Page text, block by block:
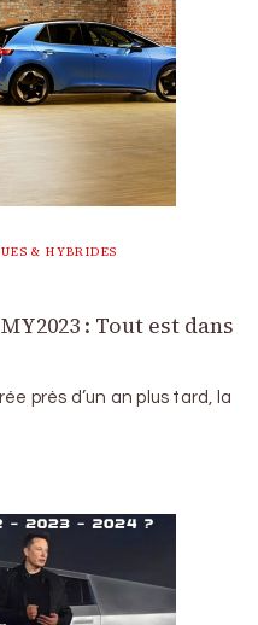
& HYBRIDES
: Tout est dans
près d’un an plus tard, la